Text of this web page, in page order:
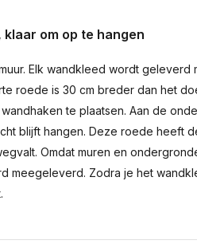
om op te hangen
Elk wandkleed wordt geleverd
roede is 30 cm breder dan het
te plaatsen. Aan de
blijft hangen. Deze roede heeft
Omdat muren en
meegeleverd. Zodra je het